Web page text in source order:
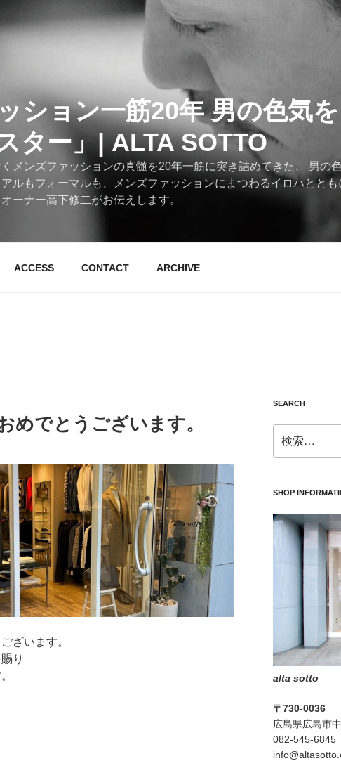
ション一筋20年 男の色気
ター」| ALTA SOTTO
メンズファッションの真髄を20年一筋に突き詰めてきた、 男の
ルもフォーマルも、メンズファッションにまつわるイロハとと
ーナー高下修二がお伝えします。
ACCESS CONTACT ARCHIVE
めでとうございます。
ざいます。
り
SEARCH
索:
SHOP
alta sotto
〒730-0036
広島県広島市
082-545-6845